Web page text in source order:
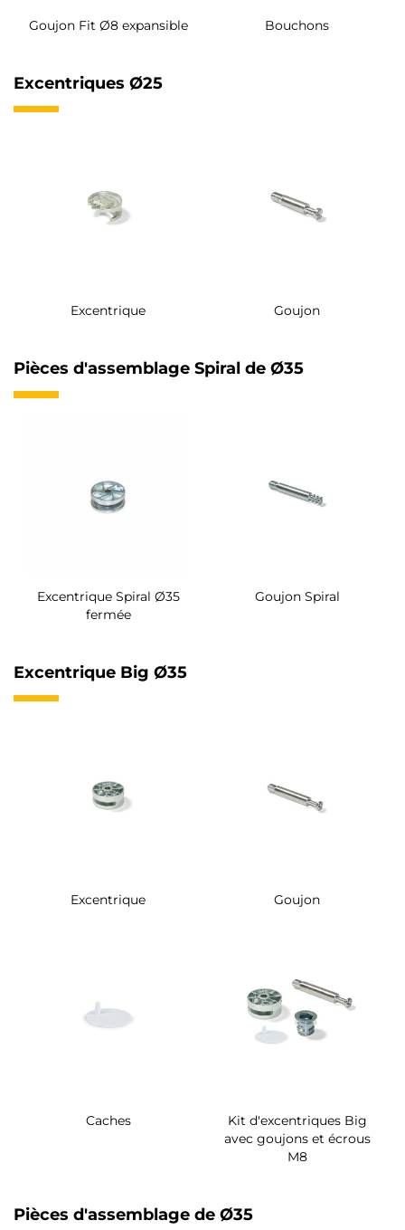
Goujon Fit Ø8 expansible Bouchons
Excentriques Ø25
Excentrique Goujon
Pièces d'assemblage Spiral de Ø35
Excentrique Spiral Ø35
fermée
Goujon Spiral
Excentrique Big Ø35
Excentrique Goujon
Caches
Kit d'excentriques Big
avec goujons et écrous
M8
Pièces d'assemblage de Ø35